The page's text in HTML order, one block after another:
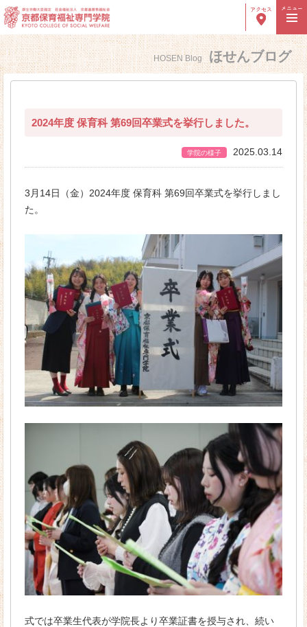
アクセス メニュー
高校生の方へ 社会人の方へ
採用ご担当者様へ
学院長ご挨拶
建学の理念・沿革
教員紹介
施設紹介
情報公開
学科・コース
保育科（2年制）
現場主義の「京都ほせん」
「京都ほせん」の実習
リトミック
就職・資格
就職サポート
保育士の仕事
HOSEN Blog ほせんブログ
2024年度 保育科 第69回卒業式を挙行しました。
学院の様子 2025.03.14
3月14日（金）2024年度 保育科 第69回卒業式を挙行しまし
た。
式では卒業生代表が学院長より卒業証書を授与され、続い